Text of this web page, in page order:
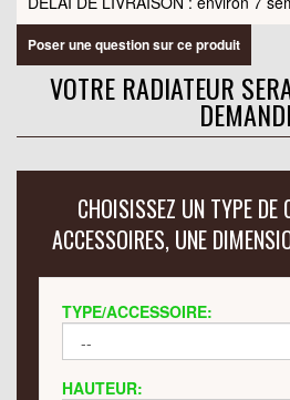
Poser une question sur ce produit
VOTRE RADIATEUR
CHOISISSEZ UN TYPE DE
ACCESSOIRES, UNE
TYPE/ACCESSOIRE:
HAUTEUR: